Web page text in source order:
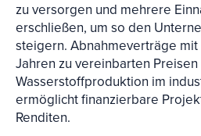
zu versorgen und mehrere
erschließen, um so den
steigern. Abnahmeverträge
Jahren zu vereinbarten
Wasserstoffproduktion im
ermöglicht finanzierbare
Renditen.